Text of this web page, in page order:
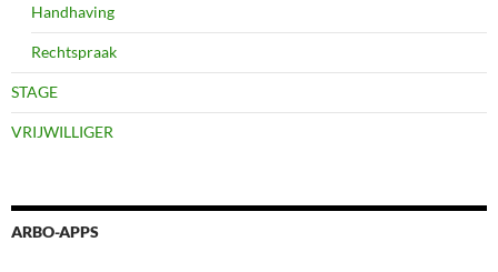
Handhaving
Rechtspraak
STAGE
VRIJWILLIGER
ARBO-APPS